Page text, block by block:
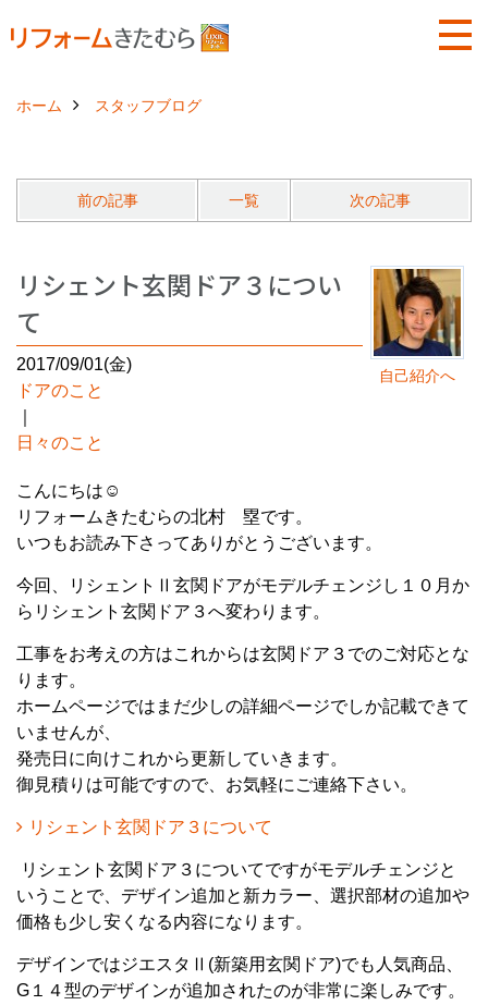
ホーム スタッフブログ
前の記事 一覧 次の記事
自己紹介へ
リシェント玄関ドア３につい
て
2017/09/01(金)
ドアのこと
日々のこと
こんにちは☺
リフォームきたむらの北村 塁です。
いつもお読み下さってありがとうございます。
今回、リシェントⅡ玄関ドアがモデルチェンジし１０月か
らリシェント玄関ドア３へ変わります。
工事をお考えの方はこれからは玄関ドア３でのご対応とな
ります。
ホームページではまだ少しの詳細ページでしか記載できて
いませんが、
発売日に向けこれから更新していきます。
御見積りは可能ですので、お気軽にご連絡下さい。
リシェント玄関ドア３について
リシェント玄関ドア３についてですがモデルチェンジと
いうことで、デザイン追加と新カラー、選択部材の追加や
価格も少し安くなる内容になります。
デザインではジエスタⅡ(新築用玄関ドア)でも人気商品、
G１４型のデザインが追加されたのが非常に楽しみです。